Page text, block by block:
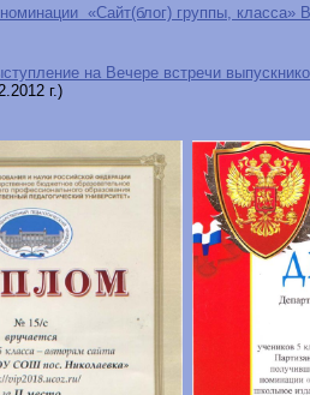
«Сайт(блог) группы, класса»
на Вечере встречи
г.)